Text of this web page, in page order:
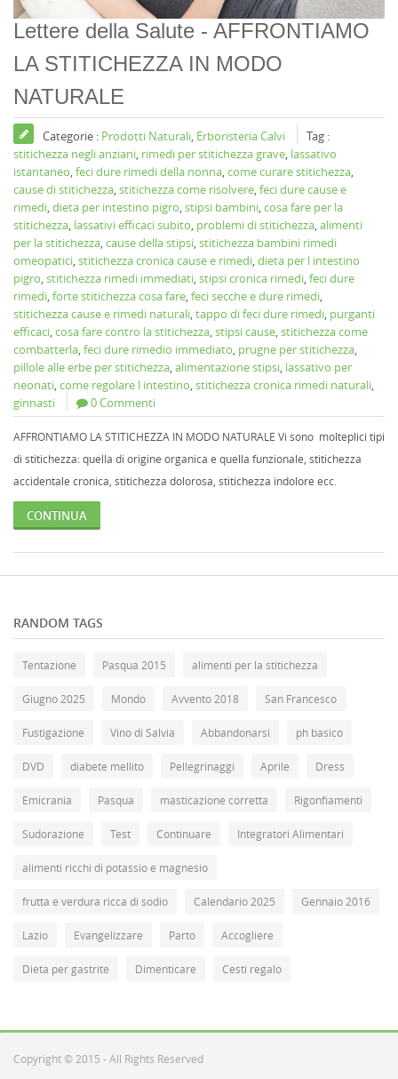
Lettere della Salute - AFFRONTIAMO
LA STITICHEZZA IN MODO
NATURALE
Categorie : Prodotti Naturali, Erboristeria Calvi
Tag :
stitichezza negli anziani, rimedi per stitichezza grave, lassativo
istantaneo,feci dure rimedi della nonna,come curare stitichezza,
cause di stitichezza,stitichezza come risolvere,feci dure cause e
rimedi,dieta per intestino pigro,stipsi bambini,cosa fare per la
stitichezza, lassativi efficaci subito, problemi di stitichezza,alimenti
per la stitichezza,cause della stipsi,stitichezza bambini rimedi
omeopatici,stitichezza cronica cause e rimedi,dieta per l intestino
pigro,stitichezza rimedi immediati,stipsi cronica rimedi,feci dure
rimedi,forte stitichezza cosa fare,feci secche e dure rimedi,
stitichezza cause e rimedi naturali,tappo di feci dure rimedi, purganti
efficaci,cosa fare contro la stitichezza,stipsi cause,stitichezza come
combatterla,feci dure rimedio immediato, prugne per stitichezza,
pillole alle erbe per stitichezza,alimentazione stipsi, lassativo per
neonati,come regolare l intestino,stitichezza cronica rimedi naturali,
ginnasti
0 Commenti
AFFRONTIAMO LA STITICHEZZA IN MODO NATURALE Vi sono molteplici tipi
di stitichezza: quella di origine organica e quella funzionale, stitichezza
accidentale cronica, stitichezza dolorosa, stitichezza indolore ecc.
CONTINUA
RANDOM TAGS
Tentazione Pasqua 2015 alimenti per la stitichezza
Giugno 2025 Mondo Avvento 2018 San Francesco
Fustigazione Vino di Salvia Abbandonarsi ph basico
DVD diabete mellito Pellegrinaggi Aprile Dress
Emicrania Pasqua masticazione corretta Rigonfiamenti
Sudorazione Test Continuare Integratori Alimentari
alimenti ricchi di potassio e magnesio
frutta e verdura ricca di sodio Calendario 2025 Gennaio 2016
Lazio Evangelizzare Parto Accogliere
Dieta per gastrite Dimenticare Cesti regalo
Copyright © 2015 - All Rights Reserved